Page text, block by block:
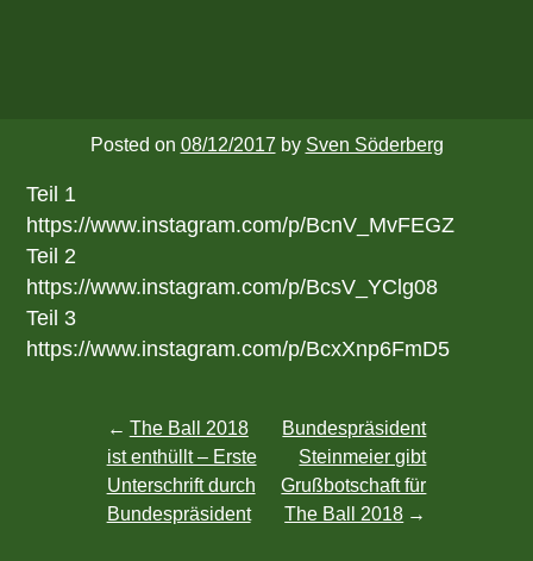
Posted on 08/12/2017 by Sven Söderberg
Teil 1
https://www.instagram.com/p/BcnV_MvFEGZ
Teil 2
https://www.instagram.com/p/BcsV_YClg08
Teil 3
https://www.instagram.com/p/BcxXnp6FmD5
navigation
The Ball 2018
ist enthüllt – Erste
Unterschrift durch
Bundespräsident
Bundespräsident
Steinmeier gibt
Grußbotschaft für
The Ball 2018